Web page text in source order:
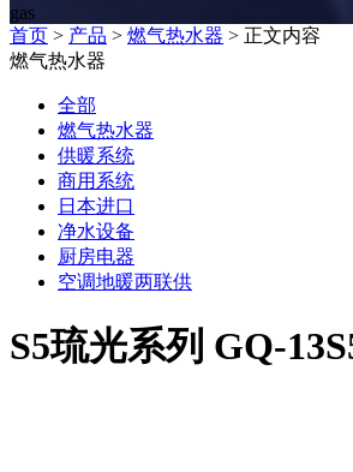
gas
首页 > 产品 > 燃气热水器 > 正文内容
燃气热水器
全部
燃气热水器
供暖系统
商用系统
日本进口
净水设备
厨房电器
空调地暖两联供
S5琉光系列 GQ-